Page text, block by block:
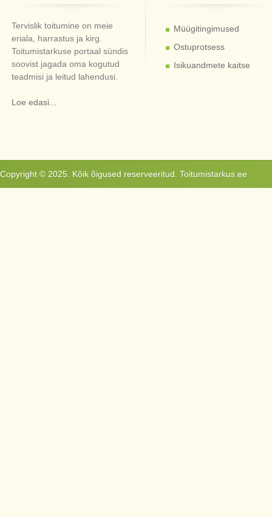
Tervislik toitumine on meie
eriala, harrastus ja kirg.
Toitumistarkuse portaal sündis
soovist jagada oma kogutud
teadmisi ja leitud lahendusi.
Loe edasi...
Müügitingimused
Ostuprotsess
Isikuandmete kaitse
Copyright © 2025. Kõik õigused reserveeritud. Toitumistarkus.ee